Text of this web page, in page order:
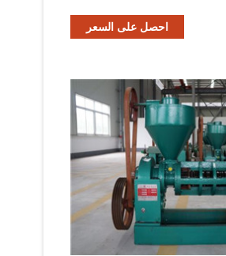
احصل على السعر